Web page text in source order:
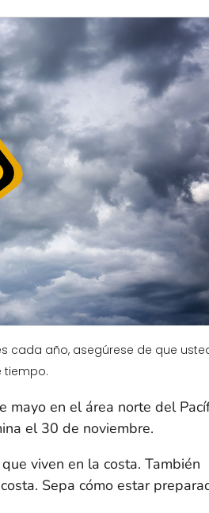
cada año, asegúrese de que
tiempo.
mayo en el área norte del
el 30 de noviembre.
viven en la costa. También
Sepa cómo estar